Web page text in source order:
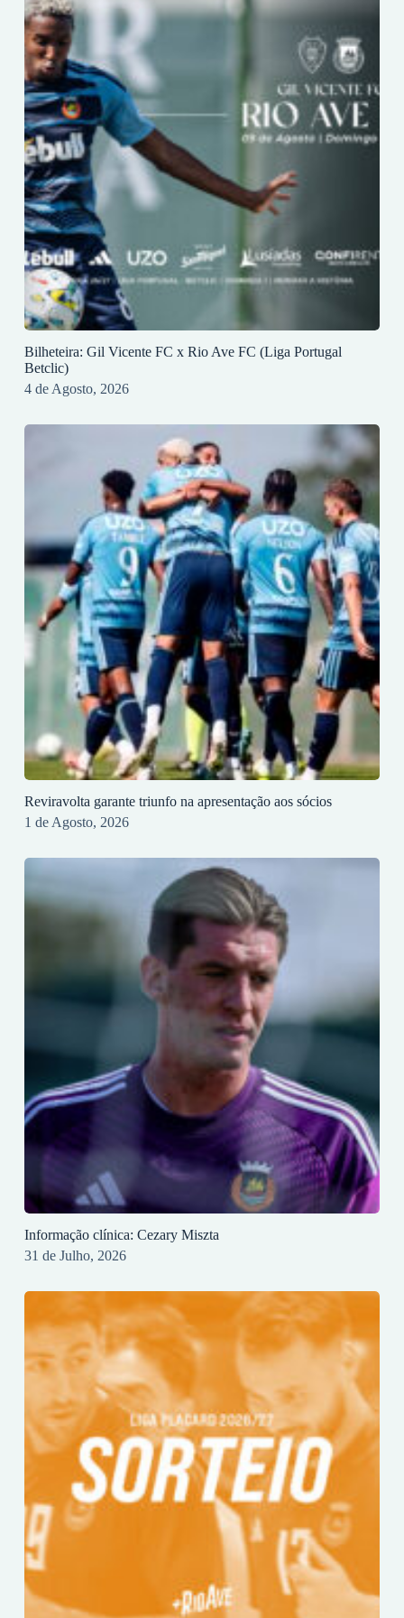
Bilheteira: Gil Vicente FC x Rio Ave FC (Liga Portugal
Betclic)
4 de Agosto, 2026
Reviravolta garante triunfo na apresentação aos sócios
1 de Agosto, 2026
Informação clínica: Cezary Miszta
31 de Julho, 2026